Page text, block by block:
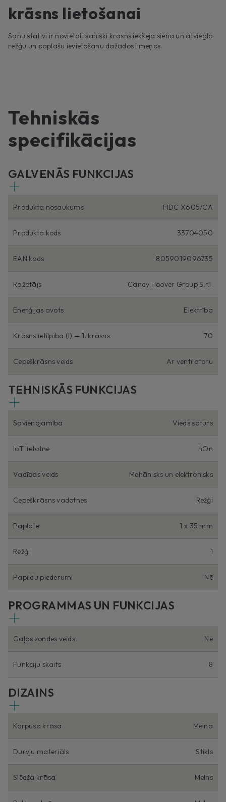
krāsns lietošanai
Sānu statīvi ir novietoti sāniski krāsns iekšējā sienā un atvieglo
režģu un paplāšu ievietošanu dažādos līmeņos.
Tehniskās
specifikācijas
GALVENĀS FUNKCIJAS
Produkta nosaukums FIDC X605/CA
Produkta kods 33704050
EAN kods 8059019096735
Ražotājs Candy Hoover Group S.r.l.
Enerģijas avots Elektrība
Krāsns ietilpība (l) — 1. krāsns 70
Cepeškrāsns veids Ar ventilatoru
TEHNISKĀS FUNKCIJAS
Savienojamība Vieds saturs
IoT lietotne hOn
Vadības veids Mehānisks un elektronisks
Cepeškrāsns vadotnes Režģi
Paplāte 1 x 35 mm
Režģi 1
Papildu piederumi Nē
PROGRAMMAS UN FUNKCIJAS
Gaļas zondes veids Nē
Funkciju skaits 8
DIZAINS
Korpusa krāsa Melna
Durvju materiāls Stikls
Slēdža krāsa Melns